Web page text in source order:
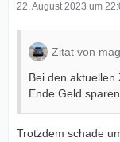
22. August 2023 um
Zitat von
Bei den aktuellen
Ende Geld
Trotzdem schade